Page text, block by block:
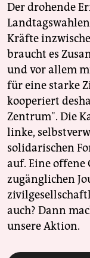
Der drohende
Kräfte
braucht es
und vor allem
für eine starke
kooperiert
Zentrum". Die
linke,
solidarischen
auf. Eine offene
zugänglichen
auch? Dann
unsere Aktion.